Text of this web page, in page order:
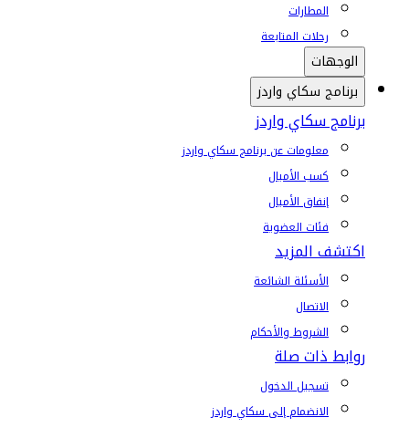
المطارات
رحلات المتابعة
الوجهات
برنامج سكاي واردز
برنامج سكاي واردز
معلومات عن برنامج سكاي واردز
كسب الأميال
إنفاق الأميال
فئات العضوية
اكتشف المزيد
الأسئلة الشائعة
الاتصال
الشروط والأحكام
روابط ذات صلة
تسجيل الدخول
الانضمام إلى سكاي واردز